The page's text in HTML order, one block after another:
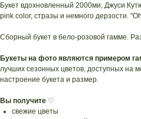
Букет вдохновленный 2000ми, Джуси
pink color, стразы и немного дерзости.
Сборный букет в бело-розовой гамме.
Букеты на фото являются примером
лучших сезонных цветов, доступных на
настроение букета и размер.
Вы получите ♡
свежие цветы